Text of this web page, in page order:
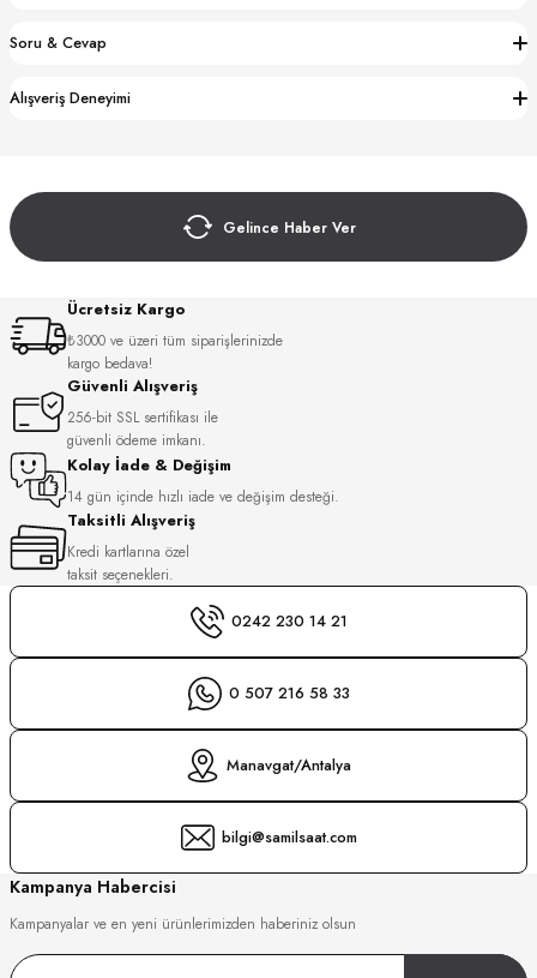
Soru & Cevap
Alışveriş Deneyimi
Gelince Haber Ver
Ücretsiz Kargo
₺3000 ve üzeri tüm siparişlerinizde
kargo bedava!
Güvenli Alışveriş
256-bit SSL sertifikası ile
güvenli ödeme imkanı.
Kolay İade & Değişim
14 gün içinde hızlı iade ve değişim desteği.
Taksitli Alışveriş
Kredi kartlarına özel
taksit seçenekleri.
0242 230 14 21
0 507 216 58 33
Manavgat/Antalya
bilgi@samilsaat.com
Kampanya Habercisi
Kampanyalar ve en yeni ürünlerimizden haberiniz olsun